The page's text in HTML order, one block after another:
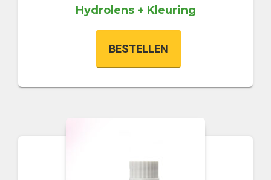
Hydrolens + Kleuring
BESTELLEN